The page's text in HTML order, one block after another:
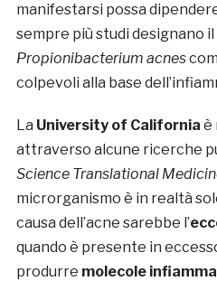
manifestarsi possa
sempre più studi designano il
Propionibacterium acnes
colpevoli alla base
La University of California è
attraverso alcune ricerche
Science Translational
microrganismo è in realtà
causa dell’acne sarebbe l’
quando è presente in
produrre molecole